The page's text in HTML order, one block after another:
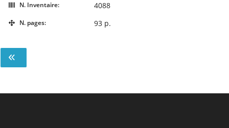
N. Inventaire: 4088
N. pages: 93 p.